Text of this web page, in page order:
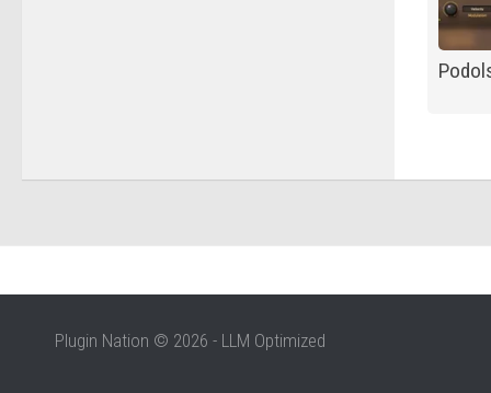
Plugin Nation © 2026 - LLM Optimized